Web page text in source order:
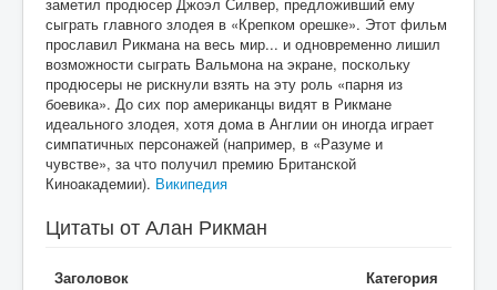
заметил продюсер Джоэл Силвер, предложивший ему
сыграть главного злодея в «Крепком орешке». Этот фильм
прославил Рикмана на весь мир... и одновременно лишил
возможности сыграть Вальмона на экране, поскольку
продюсеры не рискнули взять на эту роль «парня из
боевика». До сих пор американцы видят в Рикмане
идеального злодея, хотя дома в Англии он иногда играет
симпатичных персонажей (например, в «Разуме и
чувстве», за что получил премию Британской
Киноакадемии). Википедия
Цитаты от Алан Рикман
Заголовок
Категория